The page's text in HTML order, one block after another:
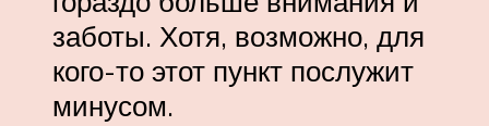
заботы. Хотя, возможно, для
кого-то этот пункт послужит
минусом.